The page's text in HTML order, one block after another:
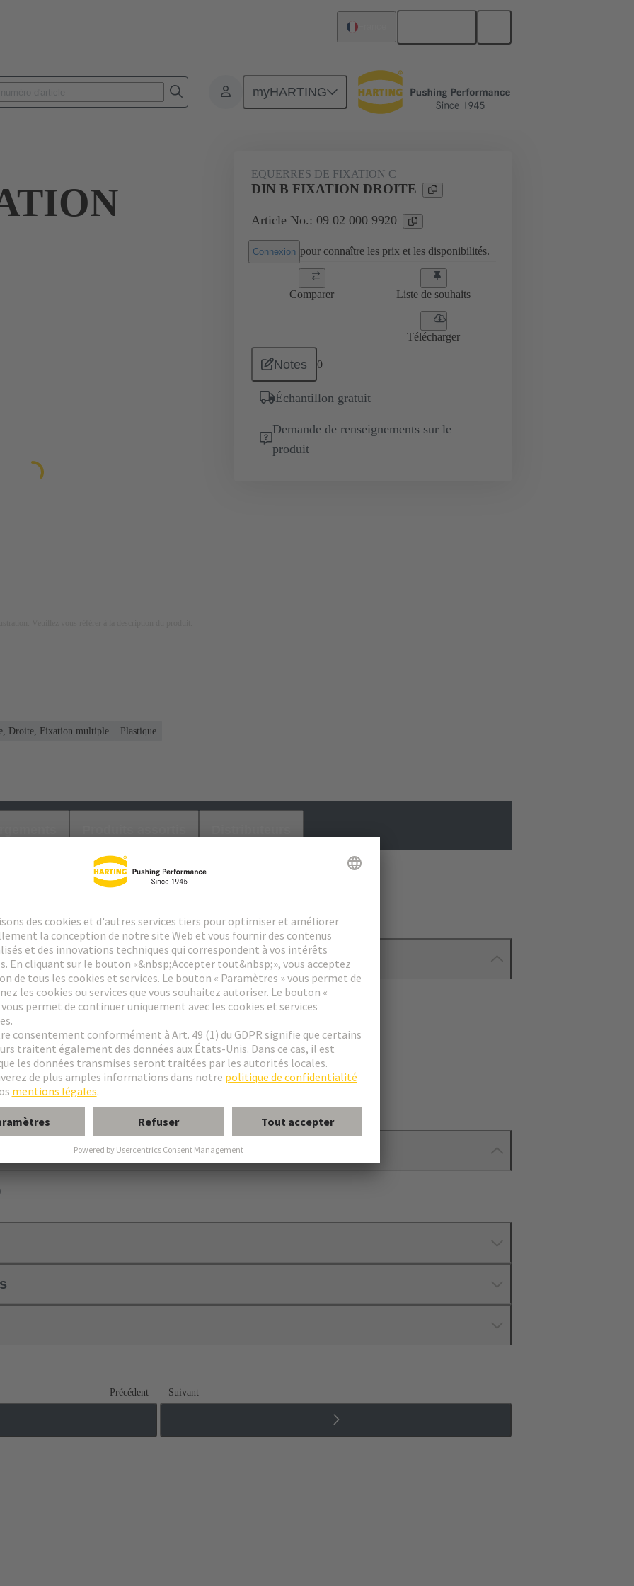
myHARTING
EQUERRES DE FIXATION C
DIN B FIXATION DROITE
Article No.: 09 02 000 9920
Connexion pour connaître les prix et les disponibilités.
Comparer Liste de souhaits
Télécharger
Notes 0
Échantillon gratuit
Demande de renseignements sur le
produit
Droite, Fixation multiple
Plastique
C
mâle
Précédent Suivant